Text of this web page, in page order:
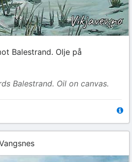
Balestrand. Olje på
Balestrand. Oil on canvas.